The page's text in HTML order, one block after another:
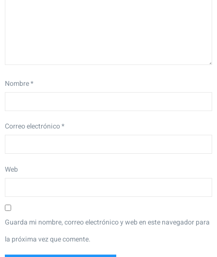
Nombre*
Correo electrónico*
Web
Guarda mi nombre, correo electrónico y web en este navegador para
la próxima vez que comente.